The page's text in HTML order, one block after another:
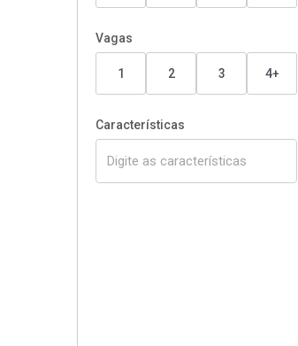
Vagas
1 2 3 4+
Características